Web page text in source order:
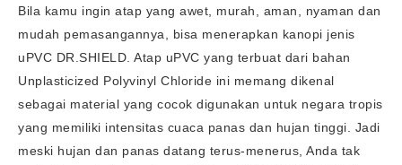
Bila kamu ingin atap yang awet, murah, aman, nyaman dan
mudah pemasangannya, bisa menerapkan kanopi jenis
uPVC DR.SHIELD. Atap uPVC yang terbuat dari bahan
Unplasticized Polyvinyl Chloride ini memang dikenal
sebagai material yang cocok digunakan untuk negara tropis
yang memiliki intensitas cuaca panas dan hujan tinggi. Jadi
meski hujan dan panas datang terus-menerus, Anda tak